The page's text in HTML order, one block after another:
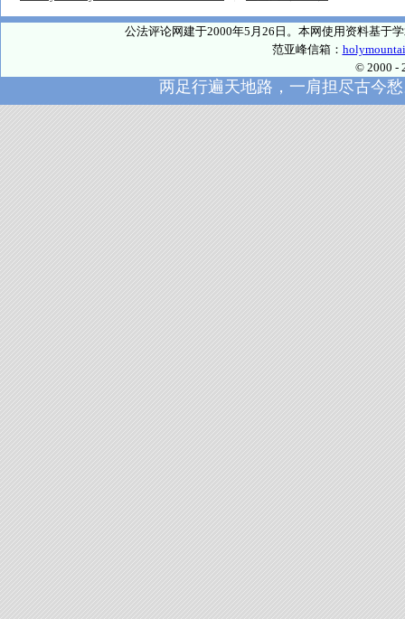
公法评论网建于2000年5月26日。本网使用资料基于
范亚峰信箱：
© 2000 -
两足行遍天地路，一肩担尽古今